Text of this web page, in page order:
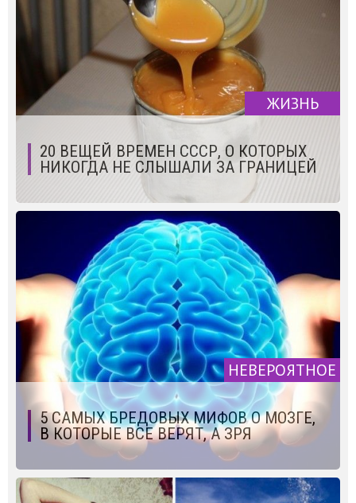
ЖИЗНЬ
20 ВЕЩЕЙ ВРЕМЕН СССР, О КОТОРЫХ
НИКОГДА НЕ СЛЫШАЛИ ЗА ГРАНИЦЕЙ
НЕВЕРОЯТНОЕ
5 САМЫХ БРЕДОВЫХ МИФОВ О МОЗГЕ,
В КОТОРЫЕ ВСЕ ВЕРЯТ, А ЗРЯ